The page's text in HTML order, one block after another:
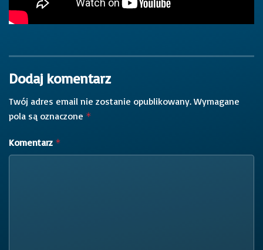
Dodaj komentarz
Twój adres email nie zostanie opublikowany. Wymagane
pola są oznaczone *
Komentarz *